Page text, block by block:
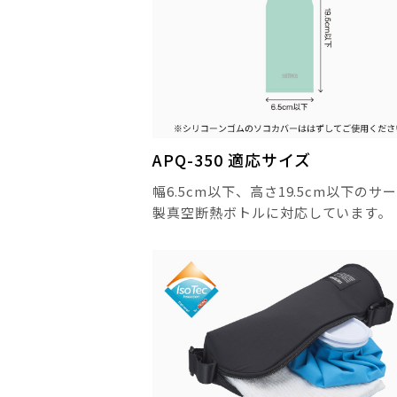
APQ-350 適応サイズ
幅6.5cm以下、高さ19.5cm以下のサ
製真空断熱ボトルに対応しています。